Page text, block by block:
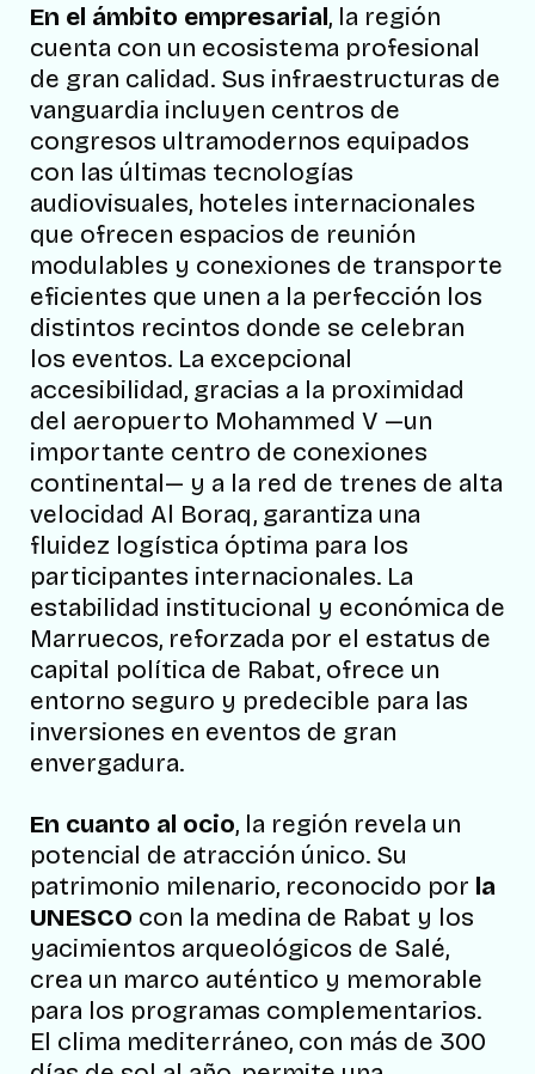
En el ámbito empresarial, la región
cuenta con un ecosistema profesional
de gran calidad. Sus infraestructuras de
vanguardia incluyen centros de
congresos ultramodernos equipados
con las últimas tecnologías
audiovisuales, hoteles internacionales
que ofrecen espacios de reunión
modulables y conexiones de transporte
eficientes que unen a la perfección los
distintos recintos donde se celebran
los eventos. La excepcional
accesibilidad, gracias a la proximidad
del aeropuerto Mohammed V —un
importante centro de conexiones
continental— y a la red de trenes de alta
velocidad Al Boraq, garantiza una
fluidez logística óptima para los
participantes internacionales. La
estabilidad institucional y económica de
Marruecos, reforzada por el estatus de
capital política de Rabat, ofrece un
entorno seguro y predecible para las
inversiones en eventos de gran
envergadura.
En cuanto al ocio, la región revela un
potencial de atracción único. Su
patrimonio milenario, reconocido por la
UNESCO con la medina de Rabat y los
yacimientos arqueológicos de Salé,
crea un marco auténtico y memorable
para los programas complementarios.
El clima mediterráneo, con más de 300